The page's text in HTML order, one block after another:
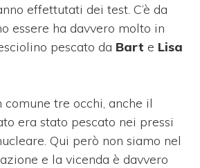
effettutati dei test. C’è da
essere ha davvero molto in
pescato da Bart e Lisa
tre occhi, anche il
era stato pescato nei pressi
Qui però non siamo nel
e la vicenda è davvero